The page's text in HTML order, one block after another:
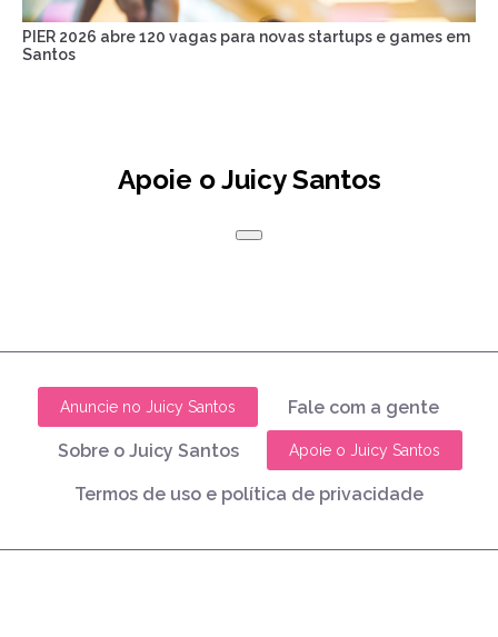
PIER 2026 abre 120 vagas para novas startups e games em
Santos
Apoie o Juicy Santos
Anuncie no Juicy Santos Fale com a gente
Sobre o Juicy Santos Apoie o Juicy Santos
Termos de uso e política de privacidade